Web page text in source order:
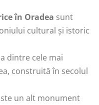
în Oradea sunt
cultural și istoric
dintre cele mai
construită în secolul
un alt monument